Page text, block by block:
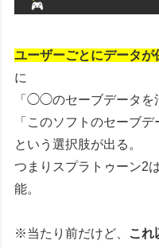
ユーザーごとにデータが
に
「◯◯のセーブデータを
「このソフトのセーブデ
という選択肢が出る。
つまりスプラトゥーン2
能。
※当たり前だけど、
これ